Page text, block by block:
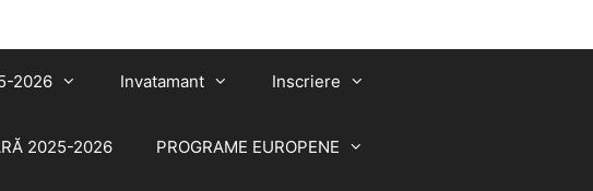
2026 Invatamant Inscriere
2025-2026 PROGRAME EUROPENE